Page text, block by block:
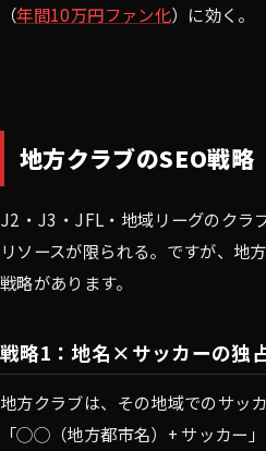
（年間10万円ファン化）に効く。
地方クラブのSEO戦略
J2・J3・JFL・地域リーグのクラ
リソースが限られる。ですが、地
戦略があります。
戦略1：地名×サッカーの独
地方クラブは、その地域でのサッ
「◯◯（地方都市名）+ サッカー